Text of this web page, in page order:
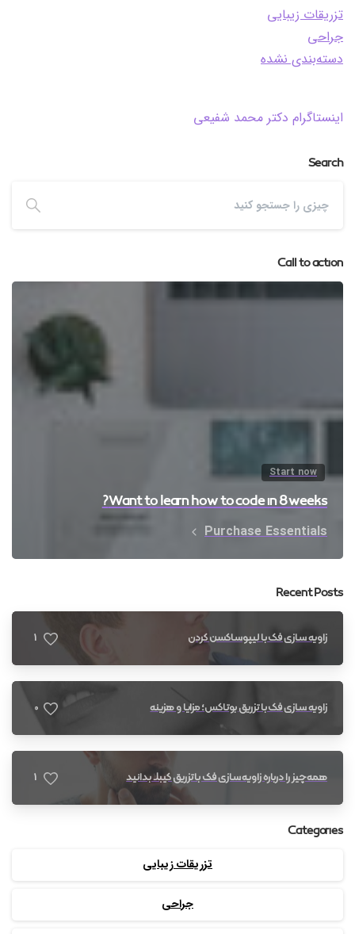
تزریقات زیبایی
جراحی
دسته‌بندی نشده
اینستاگرام دکتر محمد شفیعی
Search
Call to action
Start now
Want to learn how to code in 8 weeks?
Purchase Essentials
Recent Posts
زاویه سازی فک با لیپوساکشن گردن 1
زاویه سازی فک با تزریق بوتاکس؛ مزایا و هزینه 0
همه چیز را درباره زاویه سازی فک با تزریق کیبلا بدانید 1
Categories
تزریقات زیبایی
جراحی